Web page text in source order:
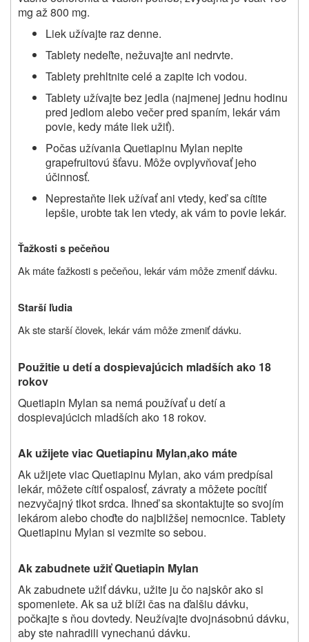
mg až 800 mg.
Liek užívajte raz denne.
Tablety nedeľte, nežuvajte ani nedrvte.
Tablety prehltnite celé a zapite ich vodou.
Tablety užívajte bez jedla (najmenej jednu hodinu
pred jedlom alebo večer pred spaním, lekár vám
povie, kedy máte liek užiť).
Počas užívania Quetiapinu Mylan nepite
grapefruitovú šťavu. Môže ovplyvňovať jeho
účinnosť.
Neprestaňte liek užívať ani vtedy, keď sa cítite
lepšie, urobte tak len vtedy, ak vám to povie lekár.
Ťažkosti s pečeňou
Ak máte ťažkosti s pečeňou, lekár vám môže zmeniť dávku.
Starší ľudia
Ak ste starší človek, lekár vám môže zmeniť dávku.
Použitie u detía dospievajúcich mladších ako 18
rokov
Quetiapin Mylan sa nemá používať u detí a
dospievajúcich mladších ako 18 rokov.
Ak užijete viac Quetiapinu Mylan,ako máte
Ak užijete viac Quetiapinu Mylan, ako vám predpísal
lekár, môžete cítiť ospalosť, závraty a môžete pocítiť
nezvyčajný tlkot srdca. Ihneď sa skontaktujte so svojím
lekárom alebo choďte do najbližšej nemocnice. Tablety
Quetiapinu Mylan si vezmite so sebou.
Ak zabudnete užiť Quetiapin Mylan
Ak zabudnete užiť dávku, užite ju čo najskôr ako si
spomeniete. Ak sa už blíži čas na ďalšiu dávku,
počkajte s ňou dovtedy. Neužívajte dvojnásobnú dávku,
aby ste nahradili vynechanú dávku.